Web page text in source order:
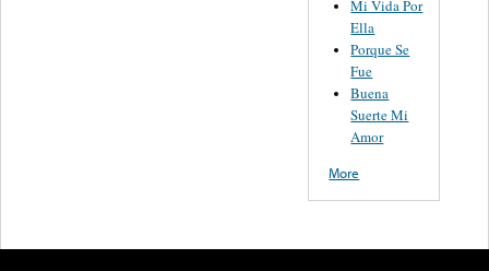
Mi Vida Por
Ella
Porque Se
Fue
Buena
Suerte Mi
Amor
More